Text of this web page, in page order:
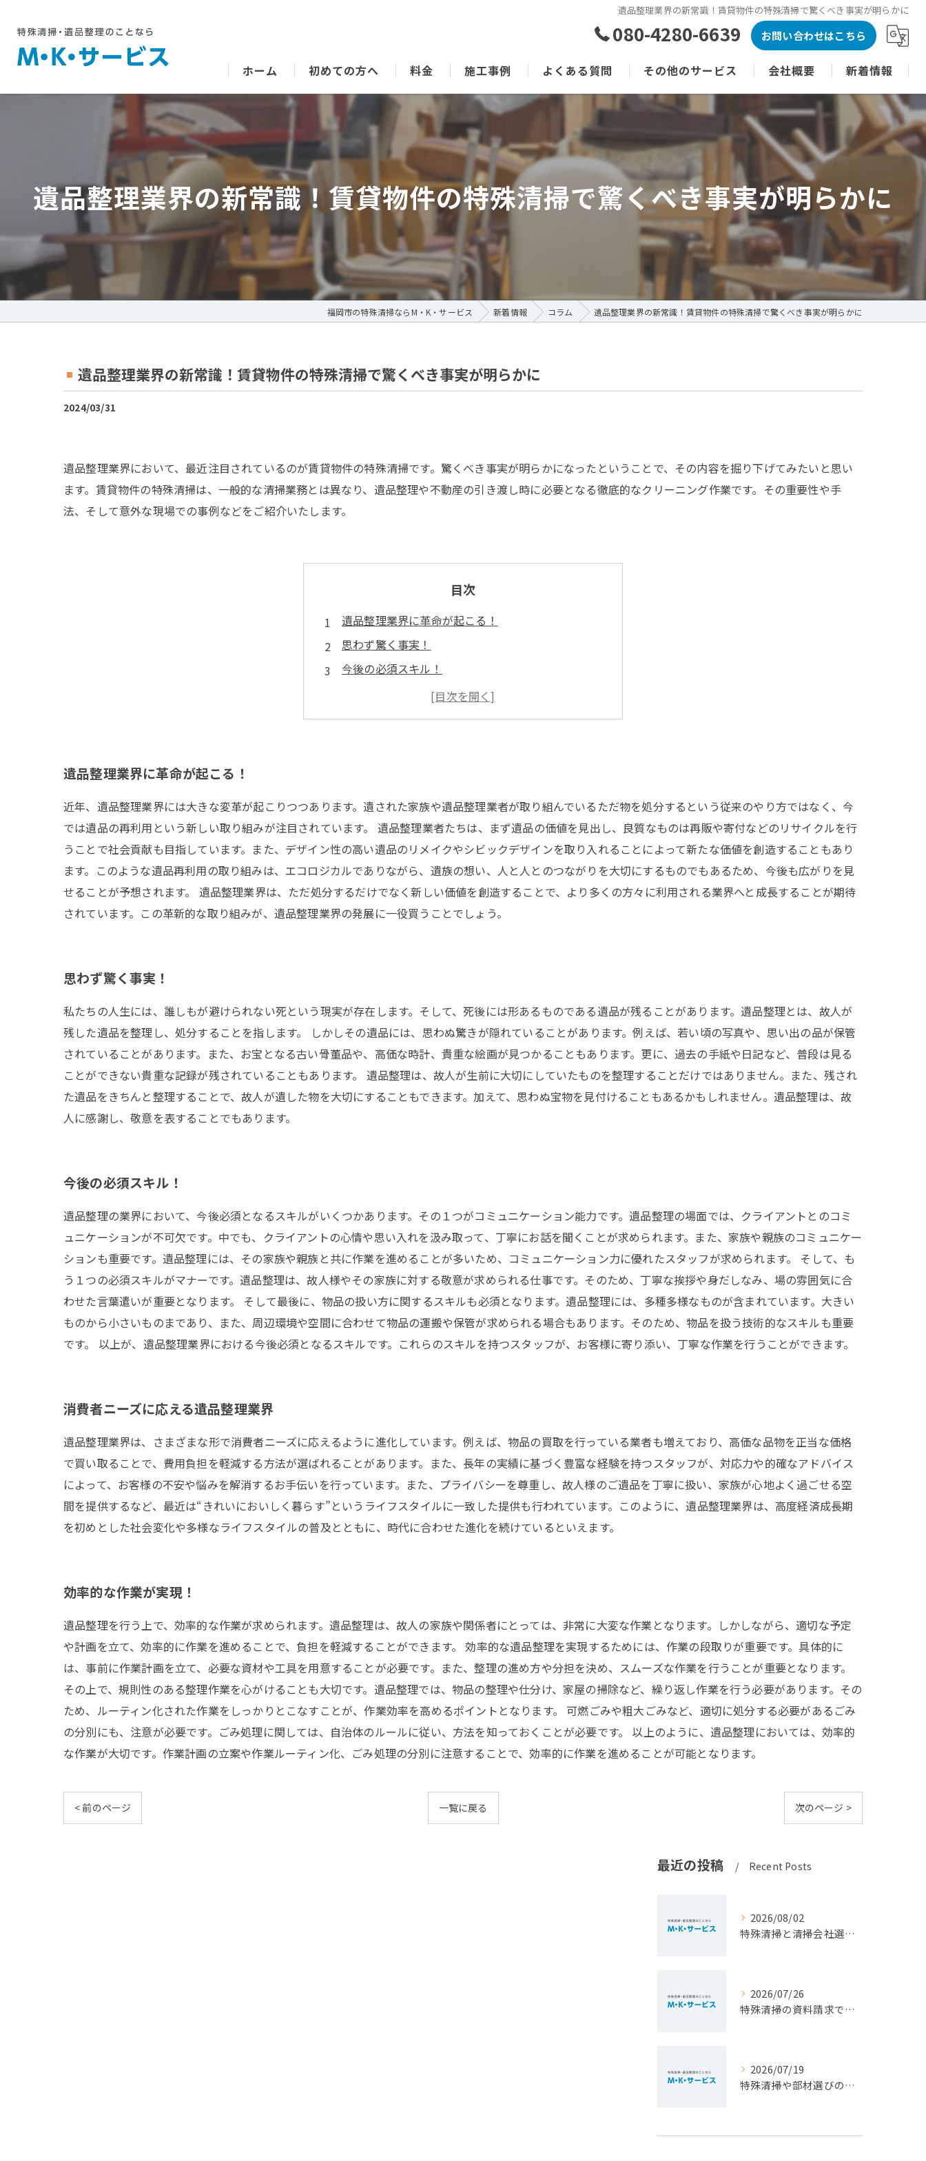
遺品整理業界の新常識！賃貸物件の特殊清掃で驚くべき事実が明らかに
080-4280-6639 お問い合わせはこちら
ホーム 初めての方へ 料金 施工事例 よくある質問 その他のサービス
不動産売買
原状回復
不用品回収
ゴミ屋敷
会社概要
代表あいさつ
新着情報
コラム
遺品整理業界の新常識！賃貸物件の特殊清掃で驚くべき事実が明らかに
福岡市の特殊清掃ならM・K・サービス 新着情報 コラム 遺品整理業界の新常識！賃貸物件の特殊清掃で驚くべき事実が明らかに
遺品整理業界の新常識！賃貸物件の特殊清掃で驚くべき事実が明らかに
2024/03/31
遺品整理業界において、最近注目されているのが賃貸物件の特殊清掃です。驚くべき事実が明らかになったということで、その内容を掘り下げてみたいと思い
ます。賃貸物件の特殊清掃は、一般的な清掃業務とは異なり、遺品整理や不動産の引き渡し時に必要となる徹底的なクリーニング作業です。その重要性や手
法、そして意外な現場での事例などをご紹介いたします。
目次
遺品整理業界に革命が起こる！
思わず驚く事実！
今後の必須スキル！
消費者ニーズに応える遺品整理業界
効率的な作業が実現！
遺品整理業界に革命が起こる！
近年、遺品整理業界には大きな変革が起こりつつあります。遺された家族や遺品整理業者が取り組んでいるただ物を処分するという従来のやり方ではなく、今
では遺品の再利用という新しい取り組みが注目されています。 遺品整理業者たちは、まず遺品の価値を見出し、良質なものは再販や寄付などのリサイクルを行
うことで社会貢献も目指しています。また、デザイン性の高い遺品のリメイクやシビックデザインを取り入れることによって新たな価値を創造することもあり
ます。このような遺品再利用の取り組みは、エコロジカルでありながら、遺族の想い、人と人とのつながりを大切にするものでもあるため、今後も広がりを見
せることが予想されます。 遺品整理業界は、ただ処分するだけでなく新しい価値を創造することで、より多くの方々に利用される業界へと成長することが期待
されています。この革新的な取り組みが、遺品整理業界の発展に一役買うことでしょう。
思わず驚く事実！
私たちの人生には、誰しもが避けられない死という現実が存在します。そして、死後には形あるものである遺品が残ることがあります。遺品整理とは、故人が
残した遺品を整理し、処分することを指します。 しかしその遺品には、思わぬ驚きが隠れていることがあります。例えば、若い頃の写真や、思い出の品が保管
されていることがあります。また、お宝となる古い骨董品や、高価な時計、貴重な絵画が見つかることもあります。更に、過去の手紙や日記など、普段は見る
ことができない貴重な記録が残されていることもあります。 遺品整理は、故人が生前に大切にしていたものを整理することだけではありません。また、残され
た遺品をきちんと整理することで、故人が遺した物を大切にすることもできます。加えて、思わぬ宝物を見付けることもあるかもしれません。遺品整理は、故
人に感謝し、敬意を表することでもあります。
今後の必須スキル！
遺品整理の業界において、今後必須となるスキルがいくつかあります。その１つがコミュニケーション能力です。遺品整理の場面では、クライアントとのコミ
ュニケーションが不可欠です。中でも、クライアントの心情や思い入れを汲み取って、丁寧にお話を聞くことが求められます。また、家族や親族のコミュニケー
ションも重要です。遺品整理には、その家族や親族と共に作業を進めることが多いため、コミュニケーション力に優れたスタッフが求められます。 そして、も
う１つの必須スキルがマナーです。遺品整理は、故人様やその家族に対する敬意が求められる仕事です。そのため、丁寧な挨拶や身だしなみ、場の雰囲気に合
わせた言葉遣いが重要となります。 そして最後に、物品の扱い方に関するスキルも必須となります。遺品整理には、多種多様なものが含まれています。大きい
ものから小さいものまであり、また、周辺環境や空間に合わせて物品の運搬や保管が求められる場合もあります。そのため、物品を扱う技術的なスキルも重要
です。 以上が、遺品整理業界における今後必須となるスキルです。これらのスキルを持つスタッフが、お客様に寄り添い、丁寧な作業を行うことができます。
消費者ニーズに応える遺品整理業界
遺品整理業界は、さまざまな形で消費者ニーズに応えるように進化しています。例えば、物品の買取を行っている業者も増えており、高価な品物を正当な価格
で買い取ることで、費用負担を軽減する方法が選ばれることがあります。また、長年の実績に基づく豊富な経験を持つスタッフが、対応力や的確なアドバイス
によって、お客様の不安や悩みを解消するお手伝いを行っています。また、プライバシーを尊重し、故人様のご遺品を丁寧に扱い、家族が心地よく過ごせる空
間を提供するなど、最近は“きれいにおいしく暮らす”というライフスタイルに一致した提供も行われています。このように、遺品整理業界は、高度経済成長期
を初めとした社会変化や多様なライフスタイルの普及とともに、時代に合わせた進化を続けているといえます。
効率的な作業が実現！
遺品整理を行う上で、効率的な作業が求められます。遺品整理は、故人の家族や関係者にとっては、非常に大変な作業となります。しかしながら、適切な予定
や計画を立て、効率的に作業を進めることで、負担を軽減することができます。 効率的な遺品整理を実現するためには、作業の段取りが重要です。具体的に
は、事前に作業計画を立て、必要な資材や工具を用意することが必要です。また、整理の進め方や分担を決め、スムーズな作業を行うことが重要となります。
その上で、規則性のある整理作業を心がけることも大切です。遺品整理では、物品の整理や仕分け、家屋の掃除など、繰り返し作業を行う必要があります。その
ため、ルーティン化された作業をしっかりとこなすことが、作業効率を高めるポイントとなります。 可燃ごみや粗大ごみなど、適切に処分する必要があるごみ
の分別にも、注意が必要です。ごみ処理に関しては、自治体のルールに従い、方法を知っておくことが必要です。 以上のように、遺品整理においては、効率的
な作業が大切です。作業計画の立案や作業ルーティン化、ごみ処理の分別に注意することで、効率的に作業を進めることが可能となります。
< 前のページ 一覧に戻る 次のページ >
最近の投稿 Recent Posts
2026/08/02
特殊清掃と清掃会社選びを福岡県北九州市小倉南区で安心して進めるための大切なポイント
2026/07/26
特殊清掃の資料請求で費用相場や依頼基準を正しく知るための徹底ガイド
2026/07/19
特殊清掃や部材選びのポイントを福岡県豊前市で安心費用とともに徹底解説